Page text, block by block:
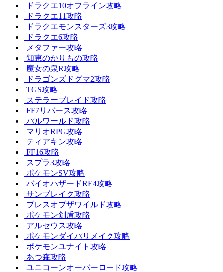
ドラクエ10オフライン攻略
ドラクエ11攻略
ドラクエモンスターズ3攻略
ドラクエ6攻略
メタファー攻略
知恵のかりもの攻略
魔女の泉R攻略
ドラゴンズドグマ2攻略
TGS攻略
ステラーブレイド攻略
FF7リバース攻略
パルワールド攻略
マリオRPG攻略
ティアキン攻略
FF16攻略
スプラ3攻略
ポケモンSV攻略
バイオハザードRE4攻略
サンブレイク攻略
ブレスオブザワイルド攻略
ポケモン剣盾攻略
アルセウス攻略
ポケモンダイパリメイク攻略
ポケモンユナイト攻略
あつ森攻略
ユニコーンオーバーロード攻略